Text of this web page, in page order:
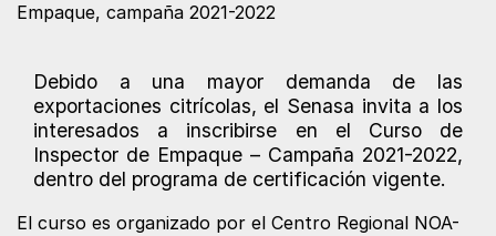
Empaque, campaña 2021-2022
Debido a una mayor demanda de las
exportaciones citrícolas, el Senasa invita a los
interesados a inscribirse en el Curso de
Inspector de Empaque – Campaña 2021-2022,
dentro del programa de certificación vigente.
El curso es organizado por el Centro Regional NOA-